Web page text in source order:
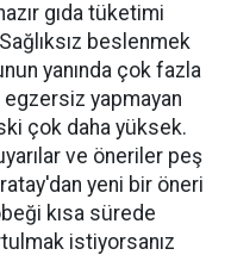
gıda tüketimi
beslenmek
yanında çok fazla
yapmayan
çok daha yüksek.
ve öneriler peş
yeni bir öneri
kısa sürede
istiyorsanız